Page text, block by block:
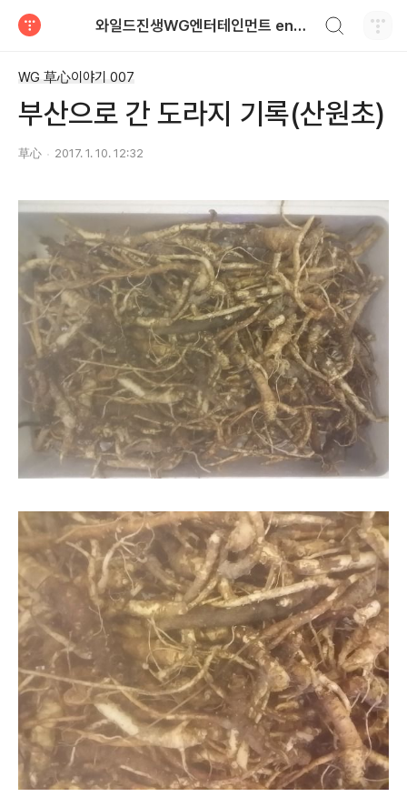
와일드진생WG엔터테인먼트 entertainment
WG 草心이야기 007
부산으로 간 도라지 기록(산원초)
草心 2017. 1. 10. 12:32